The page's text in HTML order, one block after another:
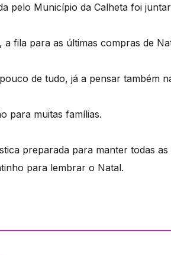
pelo Município da Calheta foi
a fila para as últimas compras de
de tudo, já a pensar também
para muitas famílias.
preparada para manter todas
para lembrar o Natal.